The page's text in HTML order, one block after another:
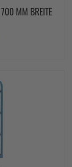
MM BREITE